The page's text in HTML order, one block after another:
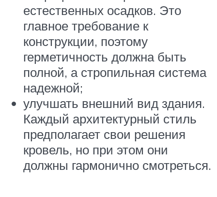
естественных осадков. Это
главное требование к
конструкции, поэтому
герметичность должна быть
полной, а стропильная система
надежной;
улучшать внешний вид здания.
Каждый архитектурный стиль
предполагает свои решения
кровель, но при этом они
должны гармонично смотреться.